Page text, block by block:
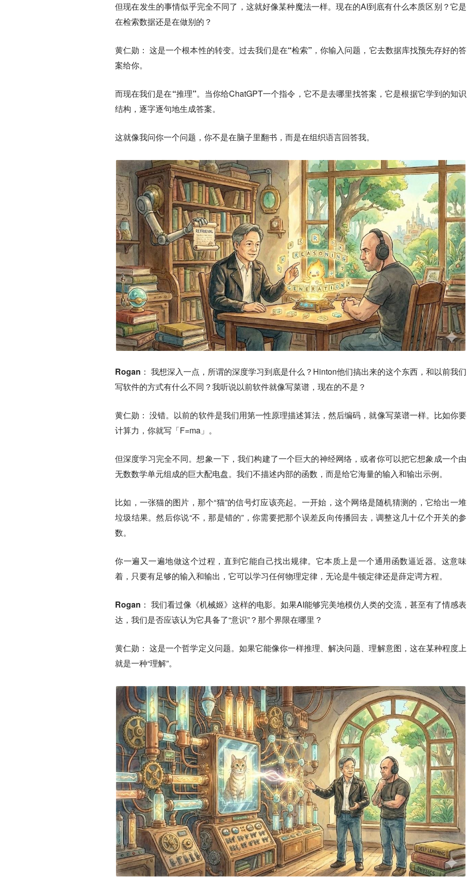
但现在发生的事情似乎完全不同了，这就好像某种魔法一样。现在的AI到底有什么本质区别？它是
在检索数据还是在做别的？
黄仁勋 ： 这是一个根本性的转变。 过去我们是在“检索” ，你输入问题，它去数据库找预先存好的答
案给你。
而现在我们是在“推理”。当你给ChatGPT一个指令，它不是去哪里找答案，它是根据它学到的知识
结构，逐字逐句地生成答案。
这就像我问你一个问题，你不是在脑子里翻书，而是在组织语言回答我。
Rogan ： 我想深入一点，所谓的深度学习到底是什么？Hinton他们搞出来的这个东西，和以前我们
写软件的方式有什么不同？我听说以前软件就像写菜谱，现在的不是？
黄仁勋 ： 没错。以前的软件是我们用第一性原理描述算法，然后编码，就像写菜谱一样。比如你要
计算力，你就写「F=ma」。
但深度学习完全不同。想象一下，我们构建了一个巨大的神经网络，或者你可以把它想象成一个由
无数数学单元组成的巨大配电盘。我们不描述内部的函数，而是给它海量的输入和输出示例。
比如，一张猫的图片，那个“猫”的信号灯应该亮起。一开始，这个网络是随机猜测的，它给出一堆
垃圾结果。然后你说“不，那是错的”，你需要把那个误差反向传播回去，调整这几十亿个开关的参
数。
你一遍又一遍地做这个过程，直到它能自己找出规律。它本质上是一个通用函数逼近器。这意味
着，只要有足够的输入和输出，它可以学习任何物理定律，无论是牛顿定律还是薛定谔方程。
Rogan ： 我们看过像《机械姬》这样的电影。如果AI能够完美地模仿人类的交流，甚至有了情感表
达，我们是否应该认为它具备了“意识”？那个界限在哪里？
黄仁勋 ： 这是一个哲学定义问题。如果它能像你一样推理、解决问题、理解意图，这在某种程度上
就是一种“理解”。